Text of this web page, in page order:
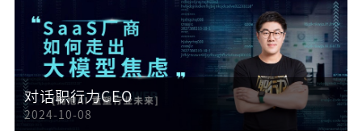
对话职行力CEO
2024-10-08